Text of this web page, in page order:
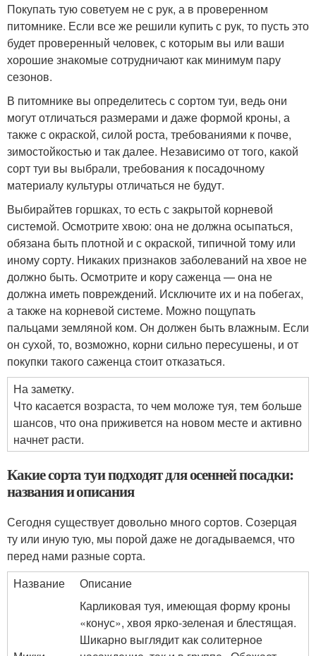
Покупать тую советуем не с рук, а в проверенном
питомнике. Если все же решили купить с рук, то пусть это
будет проверенный человек, с которым вы или ваши
хорошие знакомые сотрудничают как минимум пару
сезонов.
В питомнике вы определитесь с сортом туи, ведь они
могут отличаться размерами и даже формой кроны, а
также с окраской, силой роста, требованиями к почве,
зимостойкостью и так далее. Независимо от того, какой
сорт туи вы выбрали, требования к посадочному
материалу культуры отличаться не будут.
Выбирайтев горшках, то есть с закрытой корневой
системой. Осмотрите хвою: она не должна осыпаться,
обязана быть плотной и с окраской, типичной тому или
иному сорту. Никаких признаков заболеваний на хвое не
должно быть. Осмотрите и кору саженца — она не
должна иметь повреждений. Исключите их и на побегах,
а также на корневой системе. Можно пощупать
пальцами земляной ком. Он должен быть влажным. Если
он сухой, то, возможно, корни сильно пересушены, и от
покупки такого саженца стоит отказаться.
На заметку.
Что касается возраста, то чем моложе туя, тем больше
шансов, что она приживется на новом месте и активно
начнет расти.
Какие сорта туи подходят для осенней посадки:
названия и описания
Сегодня существует довольно много сортов. Созерцая
ту или иную тую, мы порой даже не догадываемся, что
перед нами разные сорта.
Название
Описание
Карликовая туя, имеющая форму кроны
«конус», хвоя ярко-зеленая и блестящая.
Шикарно выглядит как солитерное